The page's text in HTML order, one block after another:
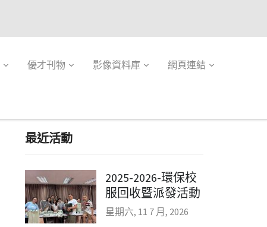
優才刊物 影像資料庫 網頁連結
最近活動
2025-2026-環保校
服回收暨派發活動
星期六, 11 7 月, 2026